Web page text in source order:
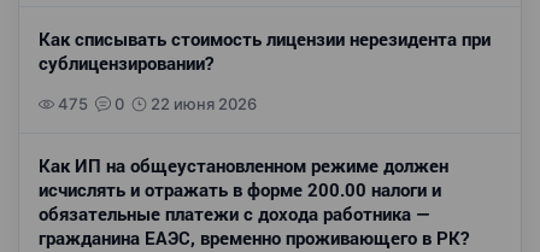
Как списывать стоимость лицензии нерезидента при
сублицензировании?
475 0 22 июня 2026
Как ИП на общеустановленном режиме должен
исчислять и отражать в форме 200.00 налоги и
обязательные платежи с дохода работника —
гражданина ЕАЭС, временно проживающего в РК?